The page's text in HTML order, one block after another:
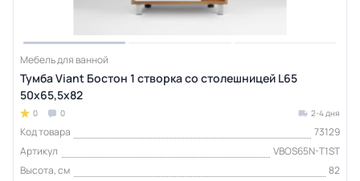
Мебель для ванной
Тумба Viant Бостон 1 створка со столешницей L65
50х65,5х82
0 0 2-4 дня
Код товара
73129
Артикул
VBOS65N-T1ST
Высота, см
82